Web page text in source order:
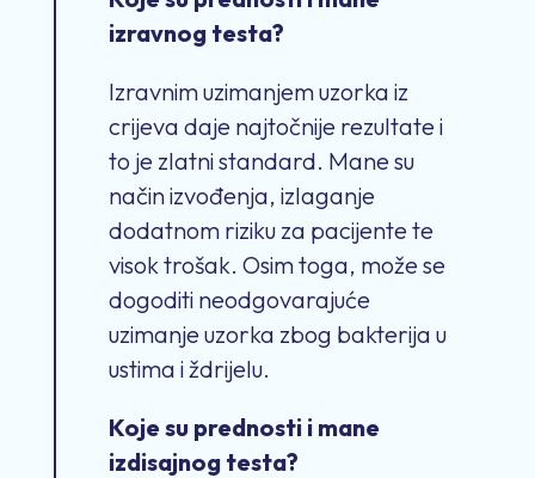
izravnog testa?
Izravnim uzimanjem uzorka iz
crijeva daje najtočnije rezultate i
to je zlatni standard. Mane su
način izvođenja, izlaganje
dodatnom riziku za pacijente te
visok trošak. Osim toga, može se
dogoditi neodgovarajuće
uzimanje uzorka zbog bakterija u
ustima i ždrijelu.
Koje su prednosti i mane
izdisajnog testa?